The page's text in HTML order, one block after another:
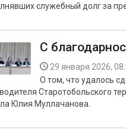
служебный долг за
С
29 января 2026,
О том, что удалось
Старотобольского
Юлия Муллачанова.